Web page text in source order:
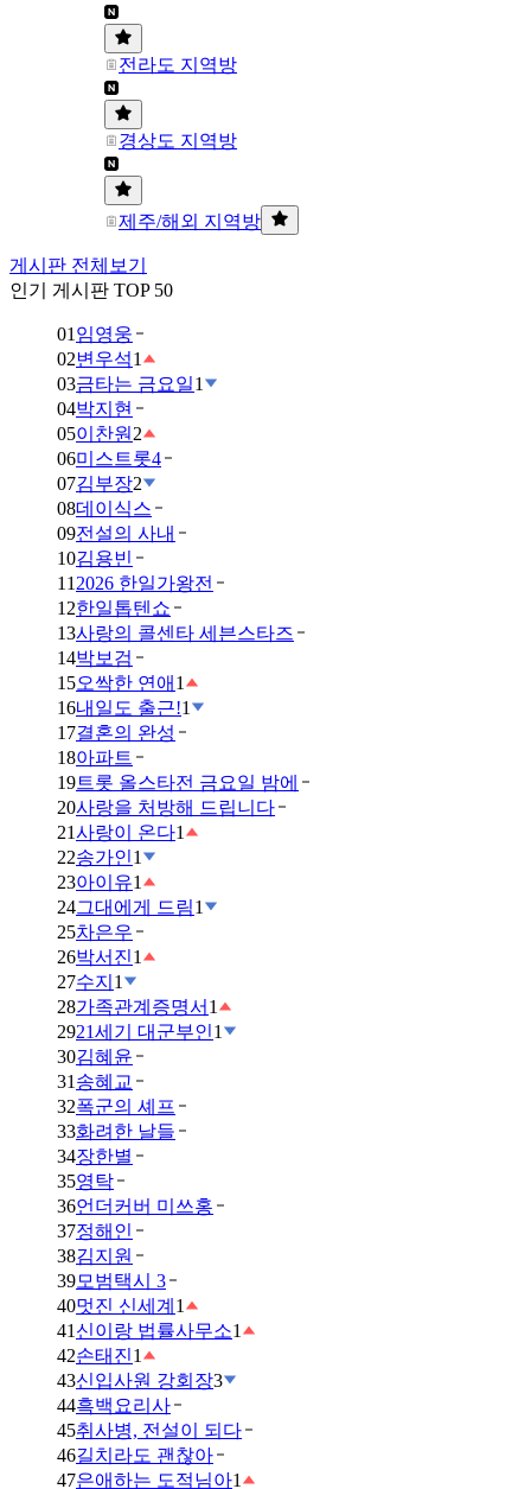
전라도 지역방
경상도 지역방
제주/해외 지역방
게시판 전체보기
인기 게시판 TOP 50
01 임영웅
02변우석1
03금타는 금요일1
04박지현
05이찬원 2
06미스트롯4
07김부장2
08데이식스
09전설의 사내
10김용빈
11 2026 한일가왕전
12한일톱텐쇼
13사랑의 콜센타 세븐스타즈
14박보검
15오싹한 연애 1
16내일도 출근!1
17결혼의 완성
18아파트
19트롯 올스타전 금요일 밤에
20사랑을 처방해 드립니다
21사랑이 온다1
22송가인1
23아이유1
24그대에게 드림1
25차은우
26박서진1
27수지 1
28가족관계증명서 1
2921세기 대군부인1
30김혜윤
31 송혜교
32폭군의 셰프
33화려한 날들
34장한별
35영탁
36언더커버 미쓰홍
37정해인
38김지원
39모범택시 3
40멋진 신세계 1
41 신이랑 법률사무소1
42손태진1
43신입사원 강회장3
44흑백요리사
45취사병, 전설이 되다
46길치라도 괜찮아
47은애하는 도적님아1